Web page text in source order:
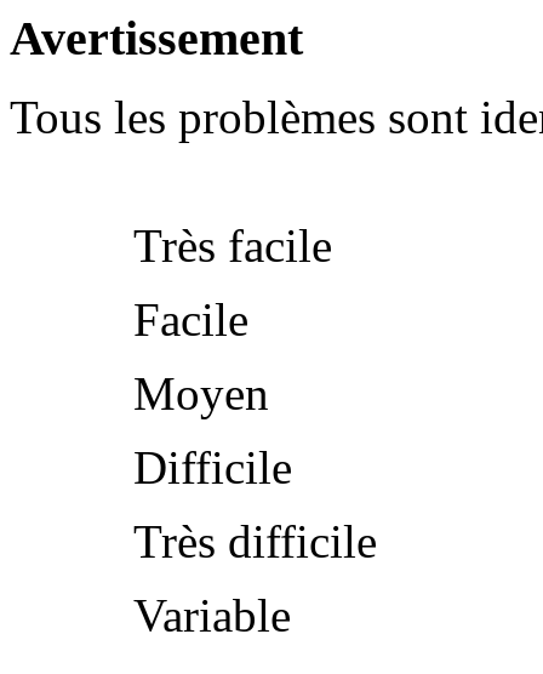
Avertissement
Tous les problèmes sont
Très facile
Facile
Moyen
Difficile
Très difficile
Variable